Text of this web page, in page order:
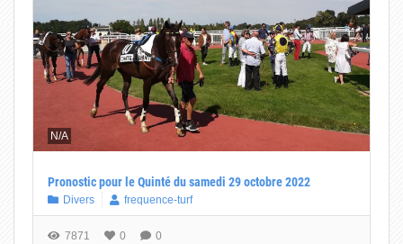
N/A
Pronostic pour le Quinté du samedi 29 octobre 2022
Divers frequence-turf
7871 0 0